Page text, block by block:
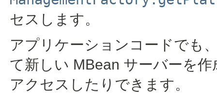
セスします。
アプリケーションコードでも
て新しい MBean サーバーを
アクセスしたりできます。